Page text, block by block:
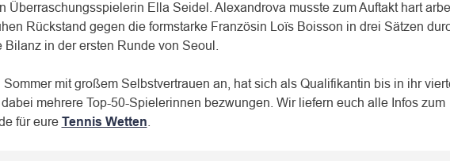
Überraschungsspielerin Ella Seidel. Alexandrova musste zum Auftakt hart
Rückstand gegen die formstarke Französin Loïs Boisson in drei Sätzen
in der ersten Runde von Seoul.
mit großem Selbstvertrauen an, hat sich als Qualifikantin bis in ihr
mehrere Top-50-Spielerinnen bezwungen. Wir liefern euch alle Infos zum
für eure Tennis Wetten